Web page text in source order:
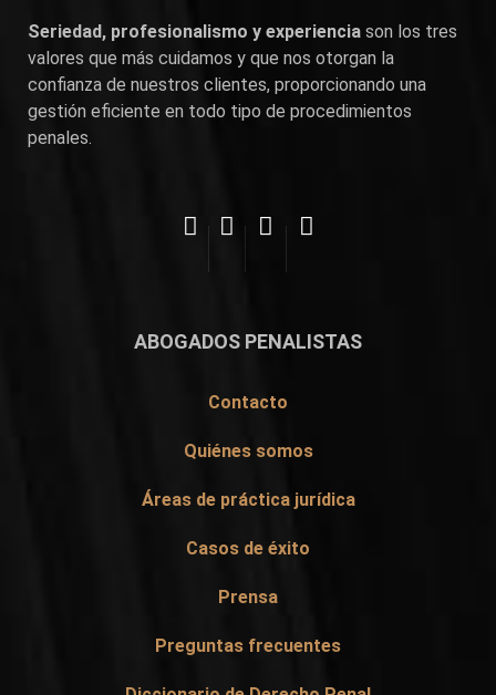
Seriedad, profesionalismo y experiencia son los tres
valores que más cuidamos y que nos otorgan la
confianza de nuestros clientes, proporcionando una
gestión eficiente en todo tipo de procedimientos
penales.
ABOGADOS PENALISTAS
Contacto
Quiénes somos
Áreas de práctica jurídica
Casos de éxito
Prensa
Preguntas frecuentes